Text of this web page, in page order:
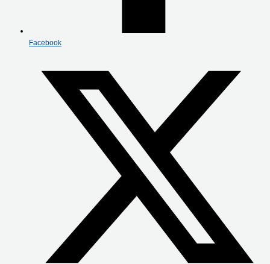
Facebook